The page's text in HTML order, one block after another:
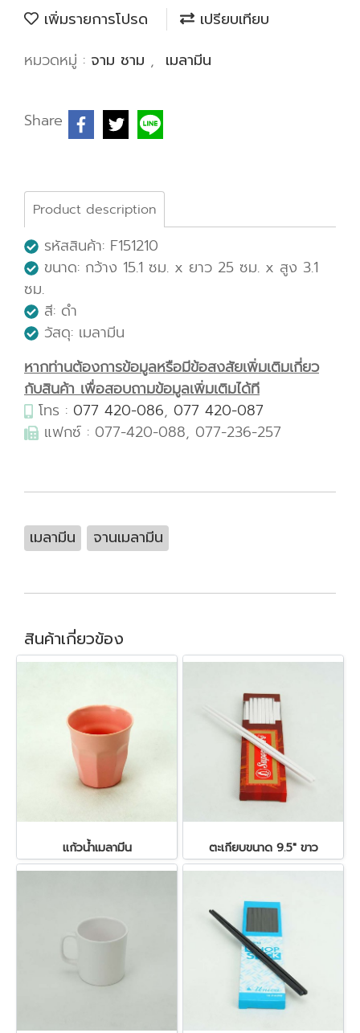
เพิ่มรายการโปรด
เปรียบเทียบ
หมวดหมู่ : จาม ชาม , เมลามีน
Share
Product description
รหัสสินค้า: F151210
ขนาด: กว้าง 15.1 ซม. x ยาว 25 ซม. x สูง 3.1
ซม.
สี: ดำ
วัสดุ: เมลามีน
หากท่านต้องการข้อมูลหรือมีข้อสงสัยเพิ่มเติมเกี่ยว
กับสินค้า เพื่อสอบถามข้อมูลเพิ่มเติมได้ที
โทร : 077 420-086, 077 420-087
แฟกซ์ : 077-420-088, 077-236-257
เมลามีน จานเมลามีน
สินค้าเกี่ยวข้อง
แก้วน้ำเมลามีน ตะเกียบขนาด 9.5" ขาว